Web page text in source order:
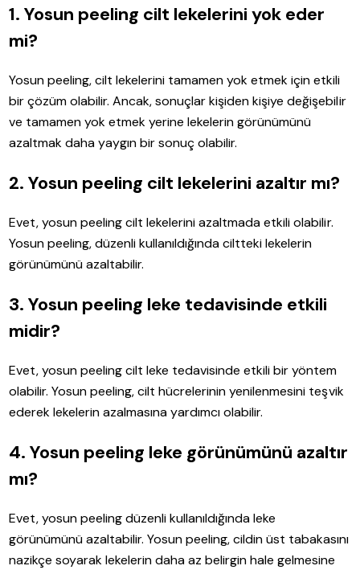
1. Yosun peeling cilt lekelerini yok eder
mi?
Yosun peeling, cilt lekelerini tamamen yok etmek için etkili
bir çözüm olabilir. Ancak, sonuçlar kişiden kişiye değişebilir
ve tamamen yok etmek yerine lekelerin görünümünü
azaltmak daha yaygın bir sonuç olabilir.
2. Yosun peeling cilt lekelerini azaltır mı?
Evet, yosun peeling cilt lekelerini azaltmada etkili olabilir.
Yosun peeling, düzenli kullanıldığında ciltteki lekelerin
görünümünü azaltabilir.
3. Yosun peeling leke tedavisinde etkili
midir?
Evet, yosun peeling cilt leke tedavisinde etkili bir yöntem
olabilir. Yosun peeling, cilt hücrelerinin yenilenmesini teşvik
ederek lekelerin azalmasına yardımcı olabilir.
4. Yosun peeling leke görünümünü azaltır
mı?
Evet, yosun peeling düzenli kullanıldığında leke
görünümünü azaltabilir. Yosun peeling, cildin üst tabakasını
nazikçe soyarak lekelerin daha az belirgin hale gelmesine